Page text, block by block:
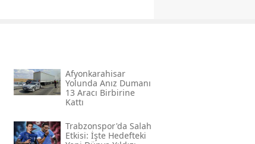
Afyonkarahisar
Yolunda Anız Dumanı
13 Aracı Birbirine
Kattı
Trabzonspor'da Salah
Etkisi: İşte Hedefteki